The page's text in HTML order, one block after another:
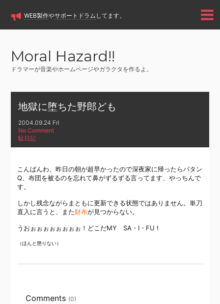
WEB製作やサポートドラム してます。
Moral Hazard!!
ドラマーが音楽やホームページやガラクタを作るよ。
地獄に堕ちた野郎ども
2004.09.24 Fri
No Comment
駄日記
こんばんわ、昨日の朝が超早かったので深夜家に帰ったらバタン
Q、布団を被るのを忘れて鼻がずるずる言ってます、やっちんで
す。
しかし残念ながらまともに更新できる状態ではありません。単刀
直入に言うと、また財布が見つからない。
うおぉぉぉぉぉぉぉぉ！どこだMY SA・I・FU !
（ほんと懲りない）
Comments (0)